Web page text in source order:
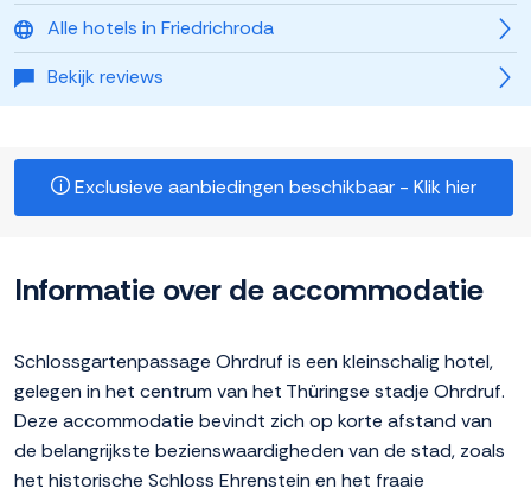
Alle hotels in Friedrichroda
Bekijk reviews
Exclusieve aanbiedingen beschikbaar - Klik hier
Informatie over de accommodatie
Schlossgartenpassage Ohrdruf is een kleinschalig hotel,
gelegen in het centrum van het Thüringse stadje Ohrdruf.
Deze accommodatie bevindt zich op korte afstand van
de belangrijkste bezienswaardigheden van de stad, zoals
het historische Schloss Ehrenstein en het fraaie